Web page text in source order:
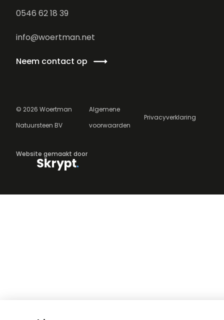
0546 62 18 39
info@woertman.net
Neem contact op
© 2026 Woertman
Natuursteen BV
Algemene
voorwaarden
Privacyverklaring
Website gemaakt door